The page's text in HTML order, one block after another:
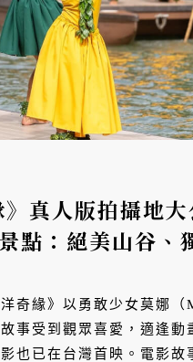
》真人版拍攝地大
點：絕美山谷、
西亞文化一次收
奇緣》以勇敢少女莫娜（
事受到觀眾喜愛，適逢動
也已在台灣首映。電影故